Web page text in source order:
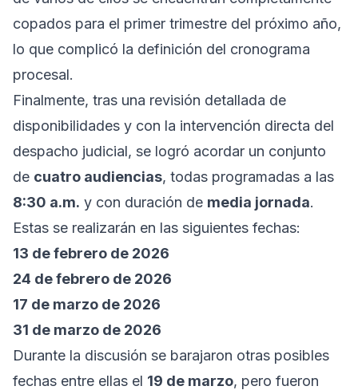
copados para el primer trimestre del próximo año,
lo que complicó la definición del cronograma
procesal.
Finalmente, tras una revisión detallada de
disponibilidades y con la intervención directa del
despacho judicial, se logró acordar un conjunto
de cuatro audiencias, todas programadas a las
8:30 a.m. y con duración de media jornada.
Estas se realizarán en las siguientes fechas:
13 de febrero de 2026
24 de febrero de 2026
17 de marzo de 2026
31 de marzo de 2026
Durante la discusión se barajaron otras posibles
fechas entre ellas el 19 de marzo, pero fueron